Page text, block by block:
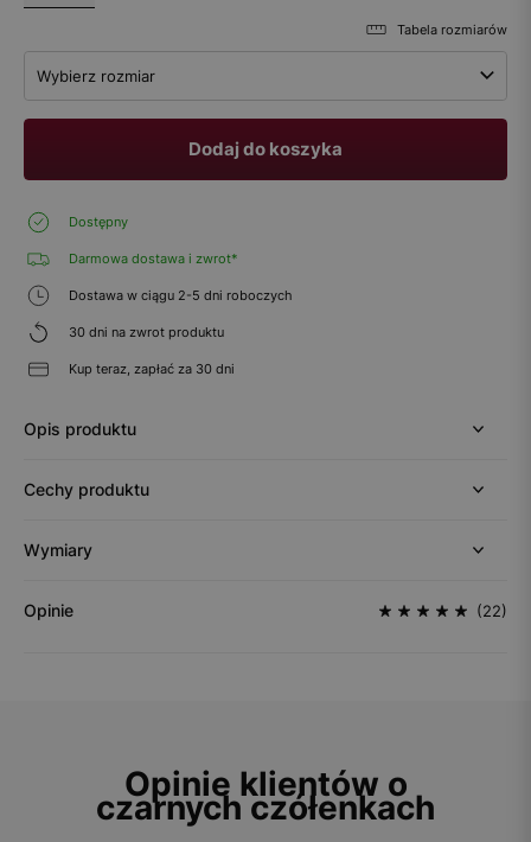
Tabela rozmiarów
Wybierz rozmiar
Dodaj do koszyka
Dostępny
Darmowa dostawa i zwrot*
Dostawa w ciągu 2-5 dni roboczych
30 dni na zwrot produktu
Kup teraz, zapłać za 30 dni
Opis produktu
Cechy produktu
Wymiary
Opinie (22)
Opinie klientów o
czarnych czółenkach